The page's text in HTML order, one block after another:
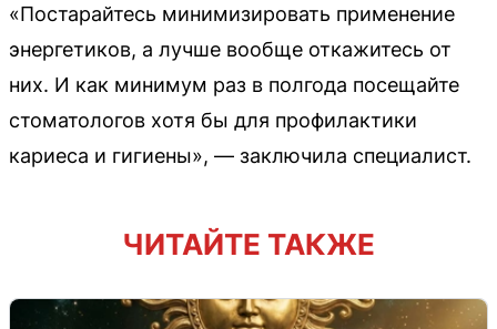
«Постарайтесь минимизировать применение
энергетиков, а лучше вообще откажитесь от
них. И как минимум раз в полгода посещайте
стоматологов хотя бы для профилактики
кариеса и гигиены», — заключила специалист.
ЧИТАЙТЕ ТАКЖЕ